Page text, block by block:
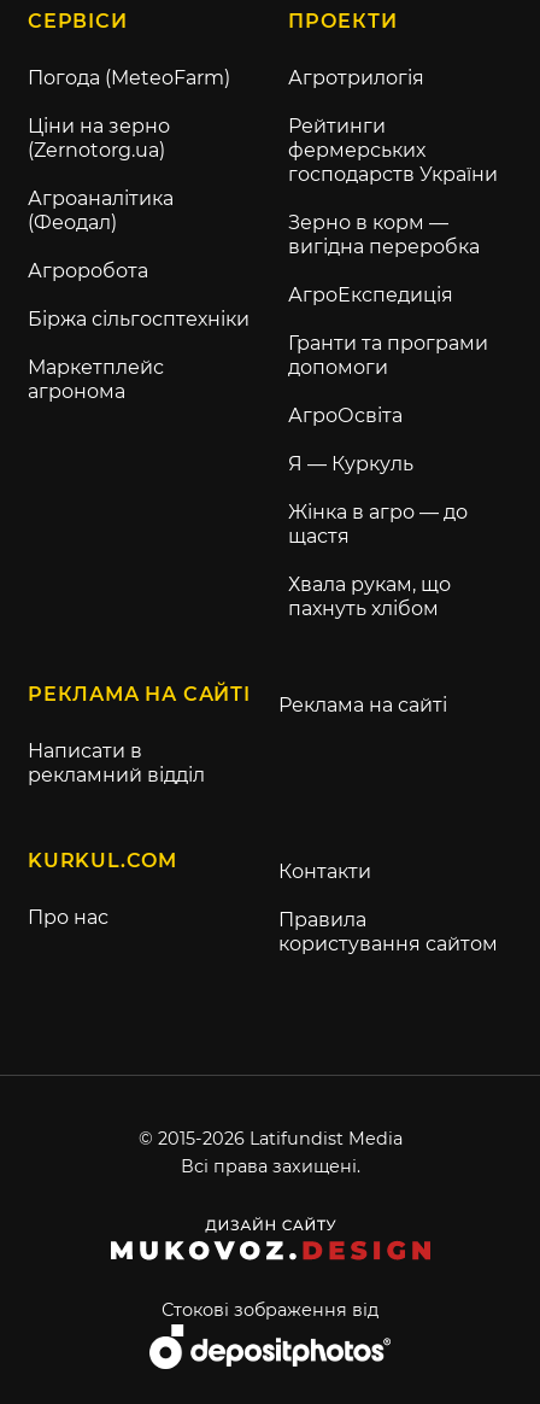
СЕРВІСИ
Погода (MeteoFarm)
Ціни на зерно
(Zernotorg.ua)
Агроаналітика
(Феодал)
Агроробота
Біржа сільгосптехніки
Маркетплейс
агронома
ПРОЕКТИ
Агротрилогія
Рейтинги
фермерських
господарств України
Зерно в корм —
вигідна переробка
АгроЕкспедиція
Гранти та програми
допомоги
АгроОсвіта
Я — Куркуль
Жінка в агро — до
щастя
Хвала рукам, що
пахнуть хлібом
РЕКЛАМА НА САЙТІ
Написати в
рекламний відділ
Реклама на сайті
KURKUL.COM
Про нас
Контакти
Правила
користування сайтом
© 2015-2026 Latifundist Media
Всі права захищені.
Стокові зображення від